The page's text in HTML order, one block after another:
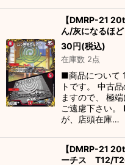
【DMRP-21
ん/灰になるほ
30円(税込)
在庫数 2点
■商品について
トです。 中古
ますので、 極
ご遠慮下さい
が、店頭在庫…
【DMRP-21
ーチス T12/